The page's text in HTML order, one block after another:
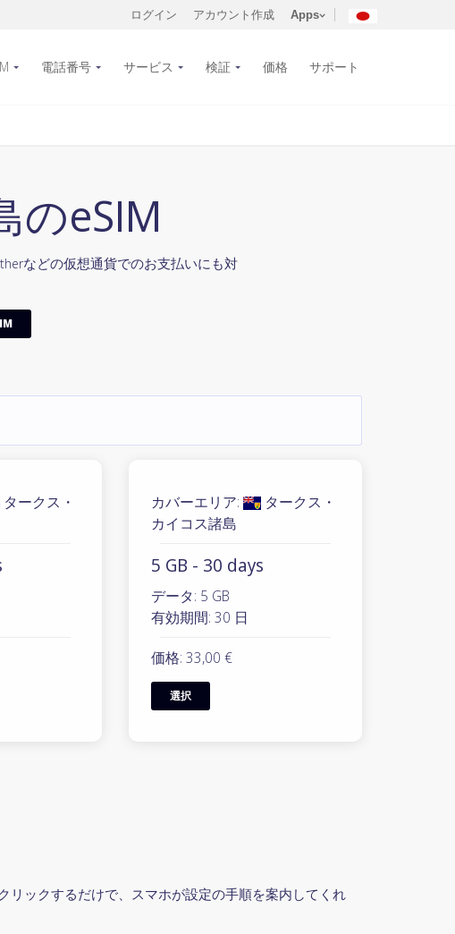
ログイン アカウント作成 Apps
電話番号 サービス 検証 価格 サポート
のeSIM
などの仮想通貨でのお支払いにも対
タークス・
カバーエリア:
タークス・
カイコス諸島
5 GB - 30 days
データ: 5 GB
有効期間: 30 日
価格: 33,00 €
選択
リックするだけで、スマホが設定の手順を案内してくれ